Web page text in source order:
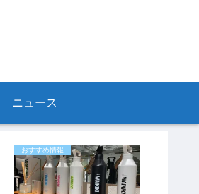
ニュース
おすすめ情報